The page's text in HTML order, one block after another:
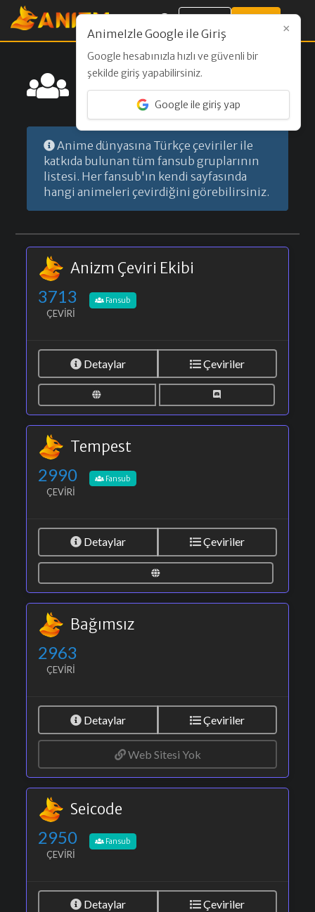
Fansublar
Türkçe anime dünyasına katkıda
bulunan çeviri grupları
Anime dünyasına Türkçe çeviriler ile
katkıda bulunan tüm fansub gruplarının
listesi. Her fansub'ın kendi sayfasında
hangi animeleri çevirdiğini görebilirsiniz.
Anizm Çeviri Ekibi
3713
ÇEVIRI
Fansub
Detaylar Çeviriler
Tempest
2990
ÇEVIRI
Fansub
Detaylar Çeviriler
Bağımsız
2963
ÇEVIRI
Detaylar Çeviriler
Web Sitesi Yok
Seicode
2950
ÇEVIRI
Fansub
Detaylar Çeviriler
×
AnimeIzle Google ile Giriş
Google hesabınızla hızlı ve güvenli bir
şekilde giriş yapabilirsiniz.
Google ile giriş yap